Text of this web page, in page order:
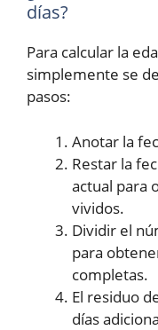
días?
Para calcular la
simplemente se
pasos:
Anotar la
Restar la
actual para
vividos.
Dividir el
para
completas.
El residuo
días